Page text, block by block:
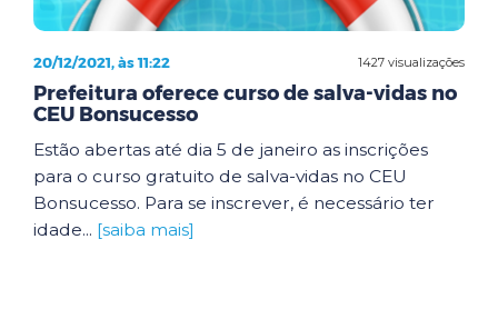
1427 visualizações
20/12/2021, às 11:22
Prefeitura oferece curso de salva-vidas no
CEU Bonsucesso
Estão abertas até dia 5 de janeiro as inscrições
para o curso gratuito de salva-vidas no CEU
Bonsucesso. Para se inscrever, é necessário ter
idade... [saiba mais]